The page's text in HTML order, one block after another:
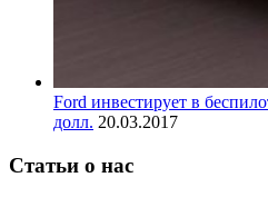
Ford инвестирует в
долл. 20.03.2017
Статьи о нас